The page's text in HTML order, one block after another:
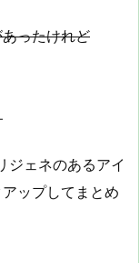
ったけれど
ジェネのあるアイ
ップしてまとめ